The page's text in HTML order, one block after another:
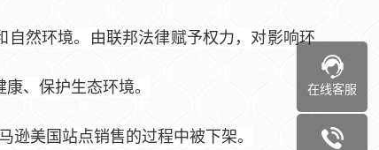
然环境。由联邦法律赋予权力，对影响环
、保护生态环境。
美国站点销售的过程中被下架。
在线客服